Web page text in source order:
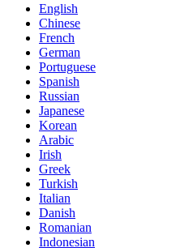
English
Chinese
French
German
Portuguese
Spanish
Russian
Japanese
Korean
Arabic
Irish
Greek
Turkish
Italian
Danish
Romanian
Indonesian